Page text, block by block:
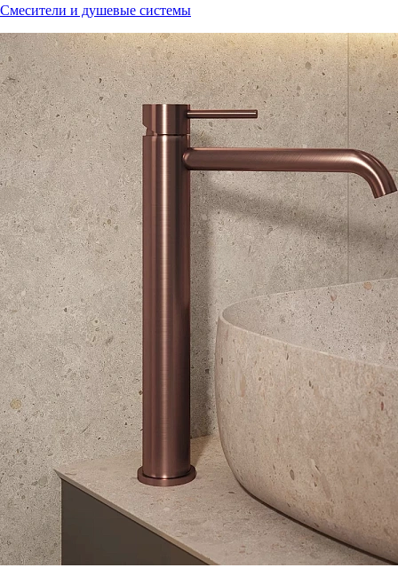
Смесители и душевые системы